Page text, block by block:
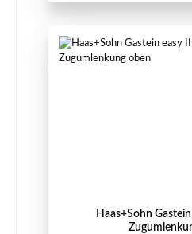
Haas+Sohn